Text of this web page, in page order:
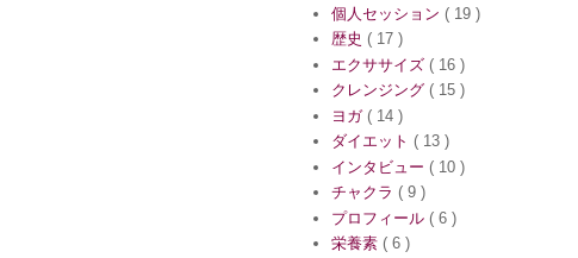
個人セッション( 19 )
歴史( 17 )
エクササイズ( 16 )
クレンジング( 15 )
ヨガ( 14 )
ダイエット( 13 )
インタビュー( 10 )
チャクラ( 9 )
プロフィール( 6 )
栄養素( 6 )